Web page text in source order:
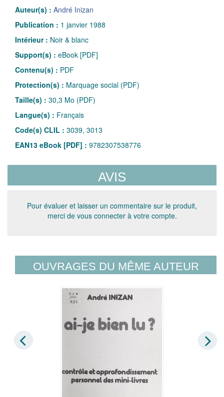
Auteur(s) : André Inizan
Publication : 1 janvier 1988
Intérieur : Noir & blanc
Support(s) : eBook [PDF]
Contenu(s) : PDF
Protection(s) : Marquage social (PDF)
Taille(s) : 30,3 Mo (PDF)
Langue(s) : Français
Code(s) CLIL : 3039, 3013
EAN13 eBook [PDF] : 9782307538776
AVIS
Pour évaluer et laisser un commentaire sur le produit,
merci de vous connecter à votre compte.
OUVRAGES DU MÊME AUTEUR